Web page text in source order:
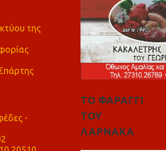
της
-
ΤΟ ΦΑΡΑΓΓΙ
ΤΟΥ
ΛΑΡΝΑΚΑ